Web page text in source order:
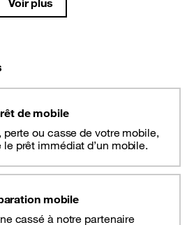
Voir plus
de mobile
perte ou casse de votre mobile,
prêt immédiat d’un mobile.
mobile
cassé à notre partenaire